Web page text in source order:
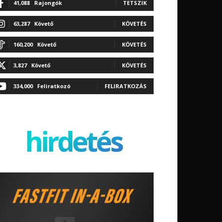
41,088 Rajongók TETSZIK
63,287 Követő KÖVETÉS
160,200 Követő KÖVETÉS
3,827 Követő KÖVETÉS
334,000 Feliratkozó FELIRATKOZÁS
hirdetés